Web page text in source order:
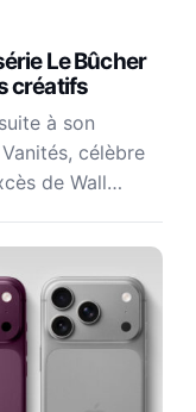
Le Bûcher
créatifs
à son
célèbre
de Wall…